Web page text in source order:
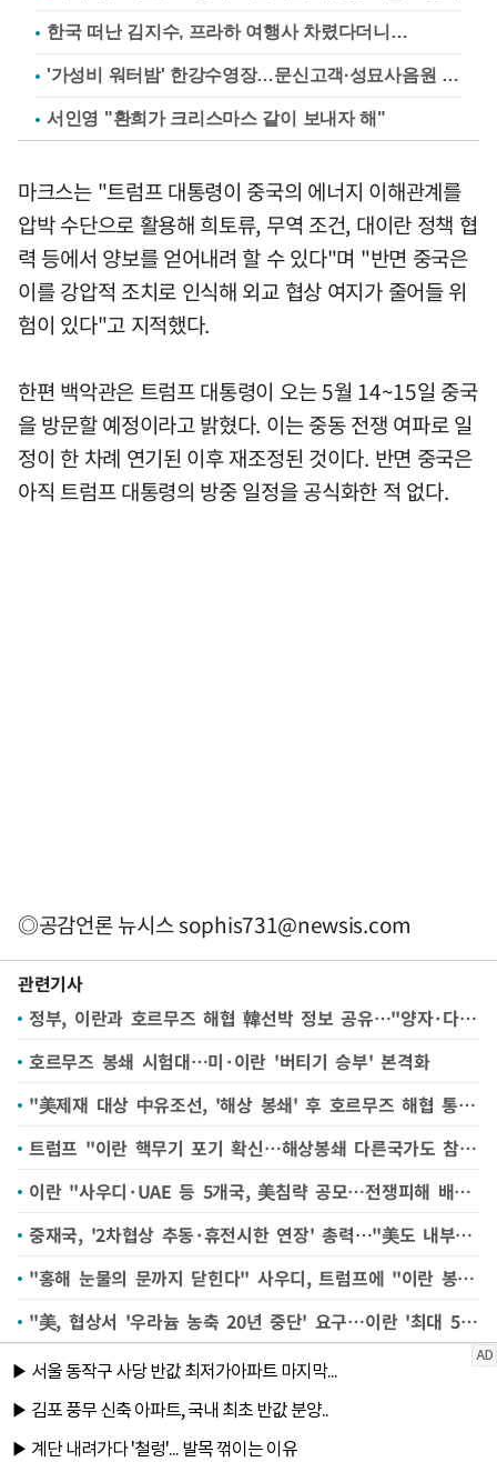
한국 떠난 김지수, 프라하 여행사 차렸다더니…
'가성비 워터밤' 한강수영장…문신고객·성묘사음원 민원
서인영 "환희가 크리스마스 같이 보내자 해"
마크스는 "트럼프 대통령이 중국의 에너지 이해관계를
압박 수단으로 활용해 희토류, 무역 조건, 대이란 정책 협
력 등에서 양보를 얻어내려 할 수 있다"며 "반면 중국은
이를 강압적 조치로 인식해 외교 협상 여지가 줄어들 위
험이 있다"고 지적했다.
한편 백악관은 트럼프 대통령이 오는 5월 14~15일 중국
을 방문할 예정이라고 밝혔다. 이는 중동 전쟁 여파로 일
정이 한 차례 연기된 이후 재조정된 것이다. 반면 중국은
아직 트럼프 대통령의 방중 일정을 공식화한 적 없다.
◎공감언론 뉴시스sophis731@newsis.com
관련기사
정부, 이란과 호르무즈 해협 韓선박 정보 공유…"양자·다자 협의 상충 아냐"(종합2보)
호르무즈 봉쇄 시험대…미·이란 '버티기 승부' 본격화
"美제재 대상 中유조선, '해상 봉쇄' 후 호르무즈 해협 통과"
트럼프 "이란 핵무기 포기 확신…해상봉쇄 다른국가도 참여"(종합)
이란 "사우디·UAE 등 5개국, 美침략 공모…전쟁피해 배상해야"
중재국, '2차협상 추동·휴전시한 연장' 총력…"美도 내부 검토중"
"홍해 눈물의 문까지 닫힌다" 사우디, 트럼프에 "이란 봉쇄 중단" 간청
"美, 협상서 '우라늄 농축 20년 중단' 요구…이란 '최대 5년'"(종합)